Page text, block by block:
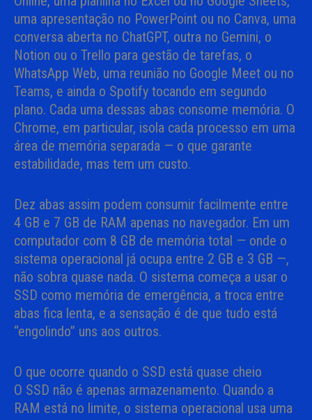
uma apresentação no PowerPoint ou no Canva, uma
conversa aberta no ChatGPT, outra no Gemini, o
Notion ou o Trello para gestão de tarefas, o
WhatsApp Web, uma reunião no Google Meet ou no
Teams, e ainda o Spotify tocando em segundo
plano. Cada uma dessas abas consome memória. O
Chrome, em particular, isola cada processo em uma
área de memória separada — o que garante
estabilidade, mas tem um custo.
Dez abas assim podem consumir facilmente entre
4 GB e 7 GB de RAM apenas no navegador. Em um
computador com 8 GB de memória total — onde o
sistema operacional já ocupa entre 2 GB e 3 GB —,
não sobra quase nada. O sistema começa a usar o
SSD como memória de emergência, a troca entre
abas fica lenta, e a sensação é de que tudo está
“engolindo” uns aos outros.
O que ocorre quando o SSD está quase cheio
O SSD não é apenas armazenamento. Quando a
RAM está no limite, o sistema operacional usa uma